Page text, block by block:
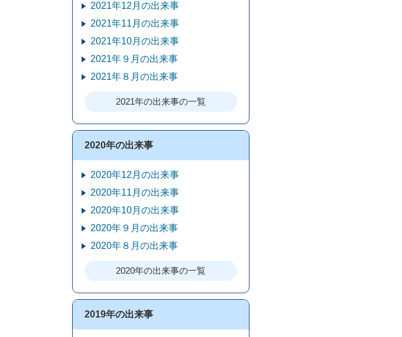
2021年12月の出来事
2021年11月の出来事
2021年10月の出来事
2021年９月の出来事
2021年８月の出来事
2021年の出来事の一覧
2020年の出来事
2020年12月の出来事
2020年11月の出来事
2020年10月の出来事
2020年９月の出来事
2020年８月の出来事
2020年の出来事の一覧
2019年の出来事